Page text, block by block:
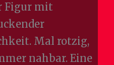
Figur mit
Mal rotzig,
nahbar. Eine